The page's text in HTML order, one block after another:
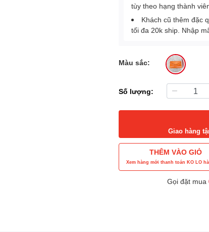
tùy theo hạng thành
Khách cũ thêm đặc
tối đa 20k ship. Nhập
Màu sắc:
Số lượng:
Giao hàng
THÊM VÀO GIỎ
Xem hàng mới thanh toán KO LO
Gọi đặt mua